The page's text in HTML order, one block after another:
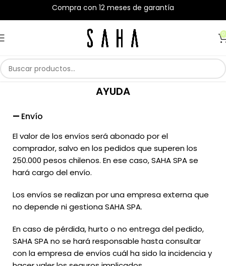
Compra con 12 meses de garantía
0
AYUDA
Envío
El valor de los envíos será abonado por el
comprador, salvo en los pedidos que superen los
250.000 pesos chilenos. En ese caso, SAHA SPA se
hará cargo del envío.
Los envíos se realizan por una empresa externa que
no depende ni gestiona SAHA SPA.
En caso de pérdida, hurto o no entrega del pedido,
SAHA SPA no se hará responsable hasta consultar
con la empresa de envíos cuál ha sido la incidencia y